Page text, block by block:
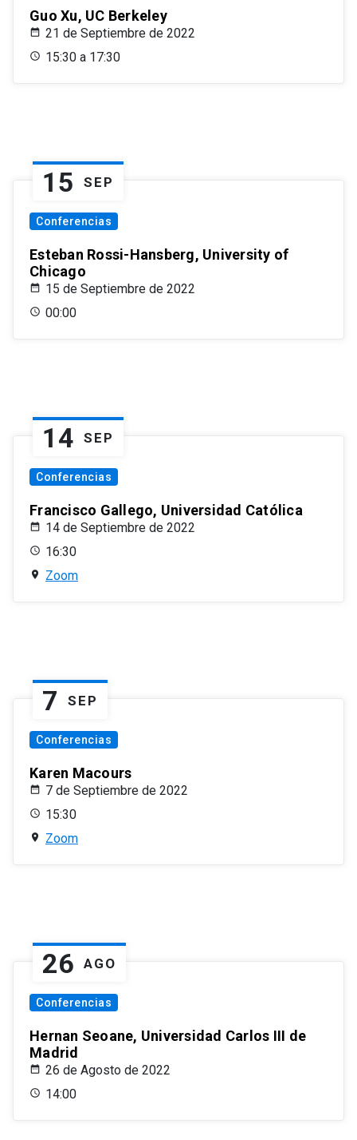
Guo Xu, UC Berkeley
21 de Septiembre de 2022
15:30 a 17:30
15 SEP
Conferencias
Esteban Rossi-Hansberg, University of
Chicago
15 de Septiembre de 2022
00:00
14 SEP
Conferencias
Francisco Gallego, Universidad Católica
14 de Septiembre de 2022
16:30
Zoom
7 SEP
Conferencias
Karen Macours
7 de Septiembre de 2022
15:30
Zoom
26 AGO
Conferencias
Hernan Seoane, Universidad Carlos III de
Madrid
26 de Agosto de 2022
14:00